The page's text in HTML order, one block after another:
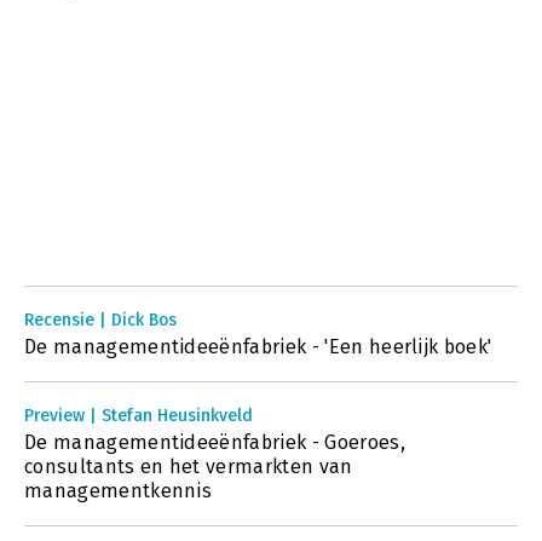
Recensie | Dick Bos
De managementideeënfabriek - 'Een heerlijk boek'
Preview | Stefan Heusinkveld
De managementideeënfabriek - Goeroes,
consultants en het vermarkten van
managementkennis